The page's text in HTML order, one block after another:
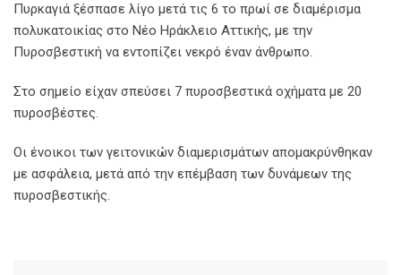
Πυρκαγιά ξέσπασε λίγο μετά τις 6 το πρωί σε διαμέρισμα
πολυκατοικίας στο Νέο Ηράκλειο Αττικής, με την
Πυροσβεστική να εντοπίζει νεκρό έναν άνθρωπο.
Στο σημείο είχαν σπεύσει 7 πυροσβεστικά οχήματα με 20
πυροσβέστες.
Οι ένοικοι των γειτονικών διαμερισμάτων απομακρύνθηκαν
με ασφάλεια, μετά από την επέμβαση των δυνάμεων της
πυροσβεστικής.